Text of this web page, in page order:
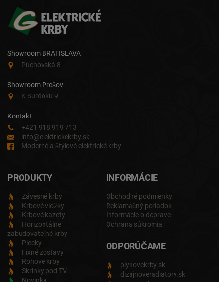
Showroom BRATISLAVA
Púchovská 8
Showroom Prešov
K Surdoku 9
Kontakt
+421 918 919 713
info@elektrickekrby.sk
Moderné a štýlové elektrické krby
PRODUKTY
Závesné krby
Krbové vložky
Krbové kazety
Horizontálne
zabudovateľné krby
Piecky
Fixné zostavy
Rohové krby
Skrinky pod TV
Novinka
INFORMÁCIE
Obchodné podmienky
Reklamačný poriadok
Informácie o doprave
Ochrana súkromia
ODPORÚČAME
plynovekrby.sk
dizajnoveradiatory.sk